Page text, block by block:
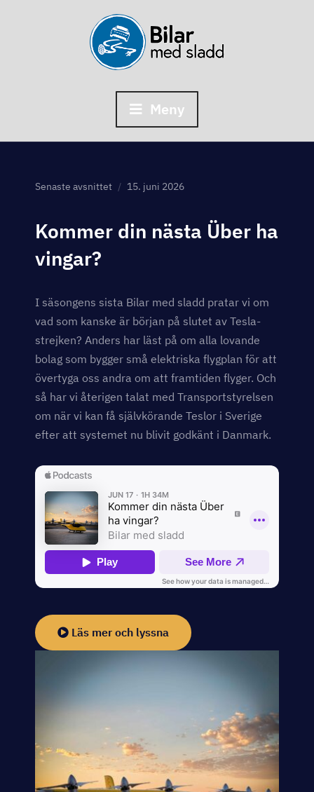
to
content
Meny
Senaste avsnittet 15. juni 2026
Kommer din nästa Über ha
vingar?
I säsongens sista Bilar med sladd pratar vi om
vad som kanske är början på slutet av Tesla-
strejken? Anders har läst på om alla lovande
bolag som bygger små elektriska flygplan för att
övertyga oss andra om att framtiden flyger. Och
så har vi återigen talat med Transportstyrelsen
om när vi kan få självkörande Teslor i Sverige
efter att systemet nu blivit godkänt i Danmark.
Läs mer och lyssna